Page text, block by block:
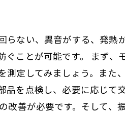
らない、異音がする、発熱
ことが可能です。 まず、
定してみましょう。また
品を点検し、必要に応じて
改善が必要です。そして、